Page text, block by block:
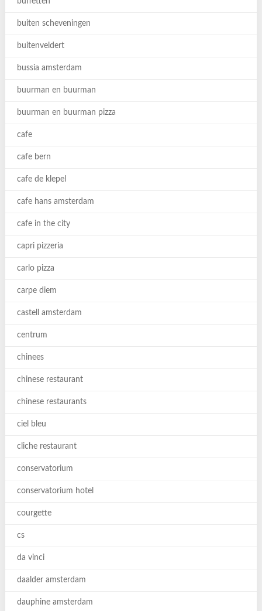
buiten scheveningen
buitenveldert
bussia amsterdam
buurman en buurman
buurman en buurman pizza
cafe
cafe bern
cafe de klepel
cafe hans amsterdam
cafe in the city
capri pizzeria
carlo pizza
carpe diem
castell amsterdam
centrum
chinees
chinese restaurant
chinese restaurants
ciel bleu
cliche restaurant
conservatorium
conservatorium hotel
courgette
cs
da vinci
daalder amsterdam
dauphine amsterdam